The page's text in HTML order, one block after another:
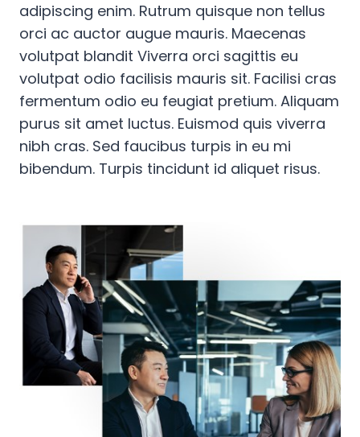
adipiscing enim. Rutrum quisque non tellus
orci ac auctor augue mauris. Maecenas
volutpat blandit Viverra orci sagittis eu
volutpat odio facilisis mauris sit. Facilisi cras
fermentum odio eu feugiat pretium. Aliquam
purus sit amet luctus. Euismod quis viverra
nibh cras. Sed faucibus turpis in eu mi
bibendum. Turpis tincidunt id aliquet risus.